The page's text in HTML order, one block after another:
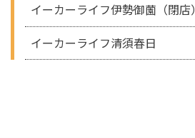
イーカーライフ伊勢御薗（閉店）
イーカーライフ清須春日